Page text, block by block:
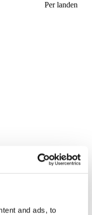
and ads, to
Per landen